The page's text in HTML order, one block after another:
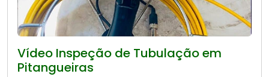
Vídeo Inspeção de Tubulação em
Pitangueiras